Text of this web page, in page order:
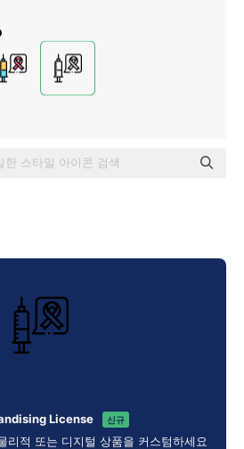
License 신규
리적 또는 디지털 상품을 커스텀하세요